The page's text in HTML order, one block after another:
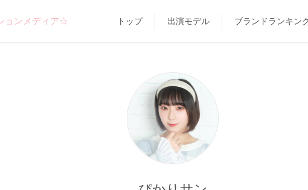
ョンメディア☆ トップ 出演モデル ブランドランキン